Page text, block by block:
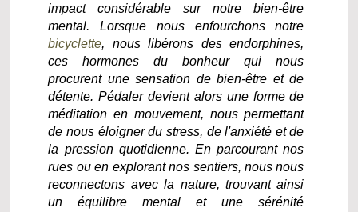
impact considérable sur notre bien-être
mental. Lorsque nous enfourchons notre
bicyclette, nous libérons des endorphines,
ces hormones du bonheur qui nous
procurent une sensation de bien-être et de
détente. Pédaler devient alors une forme de
méditation en mouvement, nous permettant
de nous éloigner du stress, de l'anxiété et de
la pression quotidienne. En parcourant nos
rues ou en explorant nos sentiers, nous nous
reconnectons avec la nature, trouvant ainsi
un équilibre mental et une sérénité